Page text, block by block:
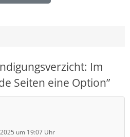
Im
Seiten eine Option”
um 19:07 Uhr